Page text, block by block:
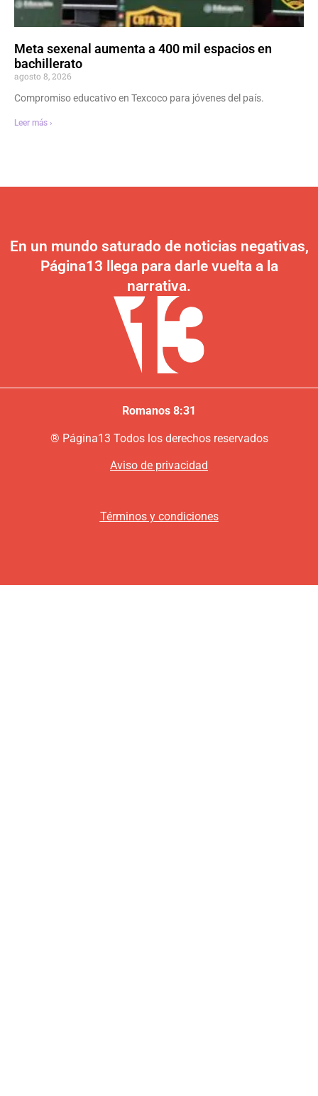
Meta sexenal aumenta a 400 mil espacios en
bachillerato
agosto 8, 2026
Compromiso educativo en Texcoco para jóvenes del país.
Leer más ›
En un mundo saturado de noticias negativas,
Página13 llega para darle vuelta a la
narrativa.
Romanos 8:31
® Página13 Todos los derechos reservados
Aviso de privacidad
Términos y condiciones